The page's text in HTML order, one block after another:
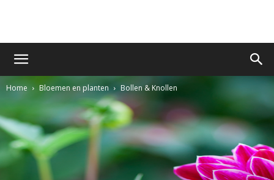
Home Bloemen en planten Bollen & Knollen